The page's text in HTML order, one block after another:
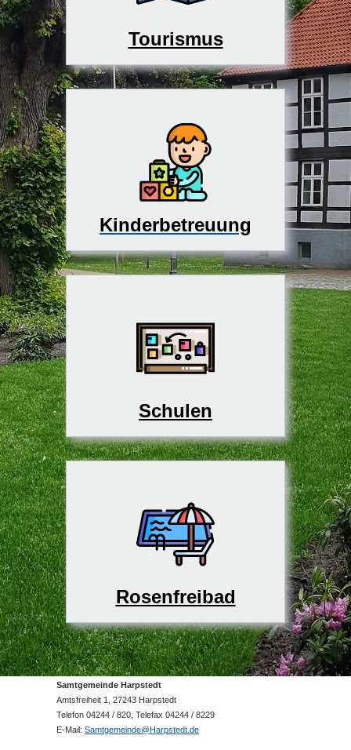
Tourismus
Kinderbetreuung
Schulen
Rosenfreibad
Samtgemeinde Harpstedt
Amtsfreiheit 1, 27243 Harpstedt
Telefon 04244 / 820, Telefax 04244 / 8229
E-Mail: Samtgemeinde@Harpstedt.de